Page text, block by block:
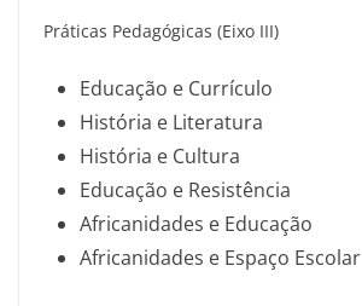
Práticas Pedagógicas (Eixo III)
Educação e Currículo
História e Literatura
História e Cultura
Educação e Resistência
Africanidades e Educação
Africanidades e Espaço Escolar